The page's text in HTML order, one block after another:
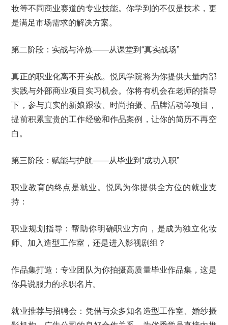
妆等不同商业赛道的专业技能。你学到的不仅是技术，更
是满足市场需求的解决方案。
第二阶段：实战与淬炼——从课堂到“真实战场”
真正的职业化离不开实战。悦风学院将为你提供大量内部
实践与外部商业项目实习机会。你将有机会在老师的指导
下，参与真实的新娘跟妆、时尚拍摄、品牌活动等项目，
提前积累宝贵的工作经验和作品案例，让你的简历不再空
白。
第三阶段：赋能与护航——从毕业到“成功入职”
职业教育的终点是就业。悦风为你提供全方位的就业支
持：
职业规划指导：帮助你明确职业方向，是成为独立化妆
师、加入造型工作室，还是进入影视剧组？
作品集打造：专业团队为你拍摄高质量毕业作品集，这是
你具说服力的求职名片。
就业推荐与招聘会：凭借与众多知名造型工作室、婚纱摄